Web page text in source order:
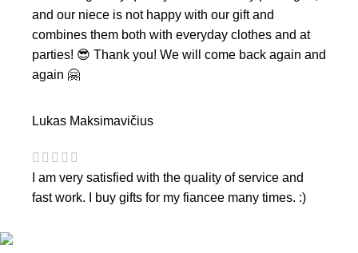
and our niece is not happy with our gift and
combines them both with everyday clothes and at
parties! 😎 Thank you! We will come back again and
again 🤗
Lukas Maksimavičius
I am very satisfied with the quality of service and
fast work. I buy gifts for my fiancee many times. :)